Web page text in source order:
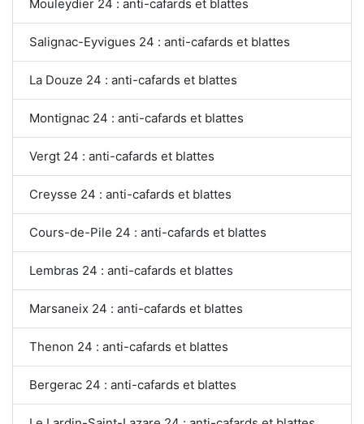
Mouleydier 24 : anti-cafards et blattes
Salignac-Eyvigues 24 : anti-cafards et blattes
La Douze 24 : anti-cafards et blattes
Montignac 24 : anti-cafards et blattes
Vergt 24 : anti-cafards et blattes
Creysse 24 : anti-cafards et blattes
Cours-de-Pile 24 : anti-cafards et blattes
Lembras 24 : anti-cafards et blattes
Marsaneix 24 : anti-cafards et blattes
Thenon 24 : anti-cafards et blattes
Bergerac 24 : anti-cafards et blattes